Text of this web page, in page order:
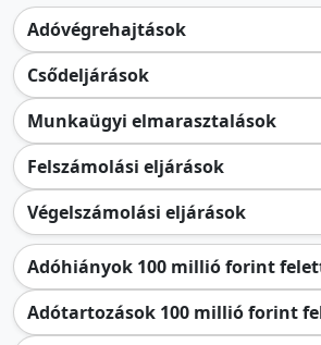
Adóvégrehajtások
Csődeljárások
Munkaügyi elmarasztalások
Felszámolási eljárások
Végelszámolási eljárások
Adóhiányok 100 millió forint
Adótartozások 100 millió forint